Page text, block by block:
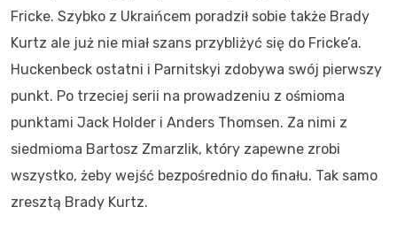
Fricke. Szybko z Ukraińcem poradził sobie także Brady
Kurtz ale już nie miał szans przybliżyć się do Fricke’a.
Huckenbeck ostatni i Parnitskyi zdobywa swój pierwszy
punkt. Po trzeciej serii na prowadzeniu z ośmioma
punktami Jack Holder i Anders Thomsen. Za nimi z
siedmioma Bartosz Zmarzlik, który zapewne zrobi
wszystko, żeby wejść bezpośrednio do finału. Tak samo
zresztą Brady Kurtz.